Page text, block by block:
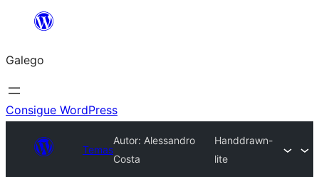
Saltar
contido
Galego
Consigue WordPress
Temas
Autor: Alessandro
Costa
Handdrawn-
lite